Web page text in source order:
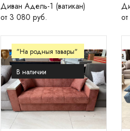
Диван Адель-1 (ватикан)
от 3 080 руб.
"На родныя тавары"
В наличии